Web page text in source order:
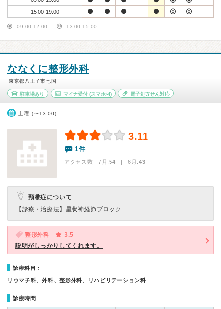
15:00-19:00
09:00-12:00 13:00-15:00
ななくに整形外科
東京都八王子市七国
駐車場あり マイナ受付(スマホ可) 電子処方せん対応
土曜（〜13:00）
3.11
1件
アクセス数 7月:54 | 6月:43
頸椎症について
【診療・治療法】 星状神経節ブロック
整形外科
3.5
説明がしっかりしてくれます。
診療科目：
リウマチ科、外科、整形外科、リハビリテーション科
診療時間